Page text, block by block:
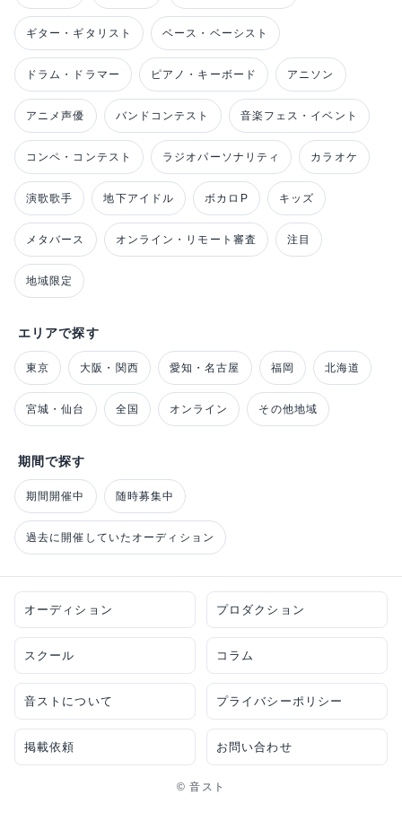
ギター・ギタリスト ベース・ベーシスト
ドラム・ドラマー ピアノ・キーボード アニソン
アニメ声優 バンドコンテスト 音楽フェス・イベント
コンペ・コンテスト ラジオパーソナリティ カラオケ
演歌歌手 地下アイドル ボカロP キッズ
メタバース オンライン・リモート審査 注目
地域限定
エリアで探す
東京 大阪・関西 愛知・名古屋 福岡 北海道
宮城・仙台 全国 オンライン その他地域
期間で探す
期間開催中 随時募集中
過去に開催していたオーディション
オーディション プロダクション
スクール コラム
音ストについて プライバシーポリシー
掲載依頼 お問い合わせ
© 音スト